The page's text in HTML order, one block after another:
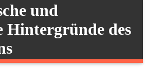
und
Hintergründe des